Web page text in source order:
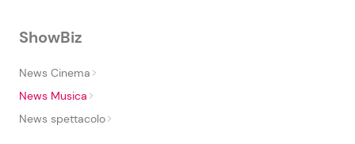
ShowBiz
News Cinema
News Musica
News spettacolo